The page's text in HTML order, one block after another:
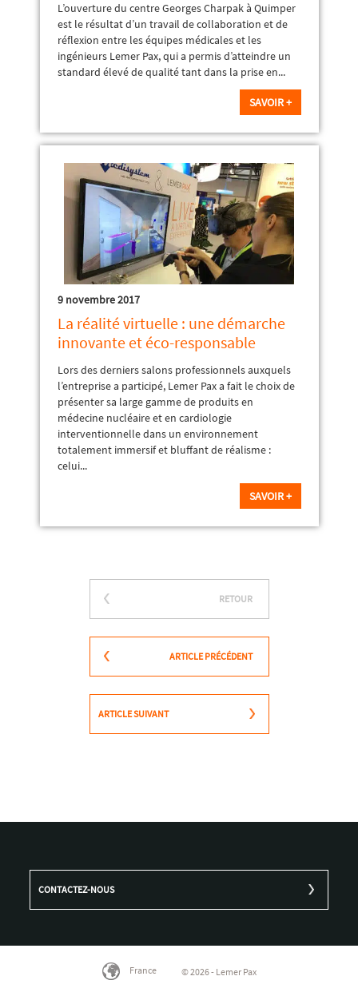
L’ouverture du centre Georges Charpak à Quimper
est le résultat d’un travail de collaboration et de
réflexion entre les équipes médicales et les
ingénieurs Lemer Pax, qui a permis d’atteindre un
standard élevé de qualité tant dans la prise en...
SAVOIR +
9 novembre 2017
La réalité virtuelle : une démarche
innovante et éco-responsable
Lors des derniers salons professionnels auxquels
l’entreprise a participé, Lemer Pax a fait le choix de
présenter sa large gamme de produits en
médecine nucléaire et en cardiologie
interventionnelle dans un environnement
totalement immersif et bluffant de réalisme :
celui...
SAVOIR +
RETOUR
ARTICLE PRÉCÉDENT
ARTICLE SUIVANT
CONTACTEZ-NOUS
France © 2026 - Lemer Pax